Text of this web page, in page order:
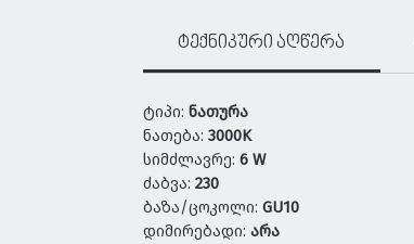
ტექნიკური აღწერა
ტიპი: ნათურა
ნათება: 3000K
სიმძლავრე: 6 W
ძაბვა: 230
ბაზა/ცოკოლი: GU10
დიმირებადი: არა